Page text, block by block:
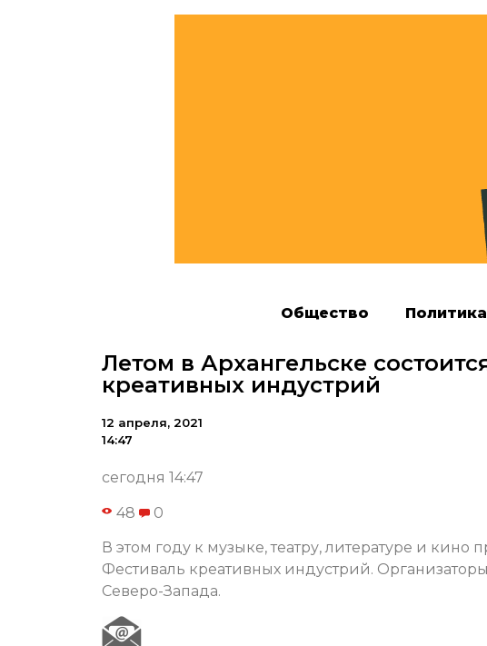
Общество Политика
Летом в Архангельске
креативных индустрий
12 апреля, 2021
14:47
сегодня 14:47
48 0
В этом году к музыке, театру, литературе и
Фестиваль креативных индустрий.
Северо-Запада.